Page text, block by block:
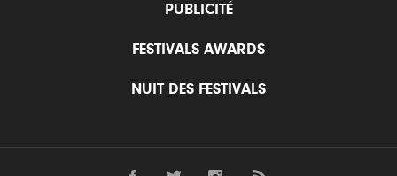
PUBLICITÉ
FESTIVALS AWARDS
NUIT DES FESTIVALS